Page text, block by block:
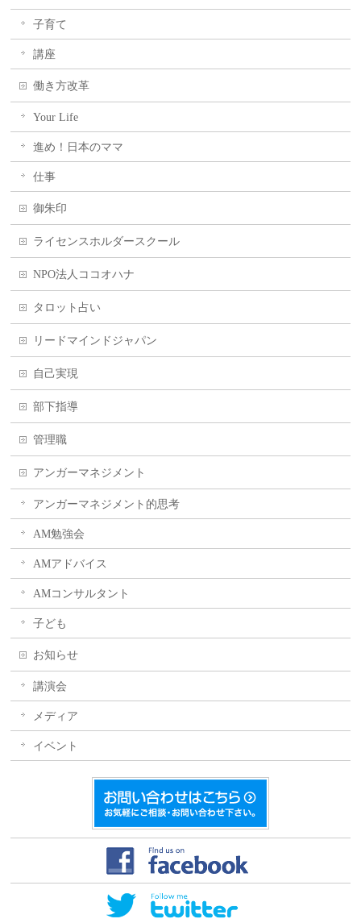
子育て
講座
働き方改革
Your Life
進め！日本のママ
仕事
御朱印
ライセンスホルダースクール
NPO法人ココオハナ
タロット占い
リードマインドジャパン
自己実現
部下指導
管理職
アンガーマネジメント
アンガーマネジメント的思考
AM勉強会
AMアドバイス
AMコンサルタント
子ども
お知らせ
講演会
メディア
イベント